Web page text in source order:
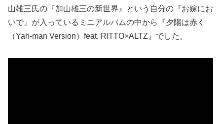
山雄三氏の『加山雄三の新世界』という自分の『お嫁にお
いで』が入っているミニアルバムの中から『夕陽は赤く
（Yah-man Version）feat. RITTO×ALTZ』でした。